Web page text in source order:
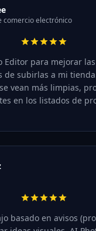
comercio electrónico
Editor para mejorar
de subirlas a mi
vean más limpias,
en los listados de
basado en avisos